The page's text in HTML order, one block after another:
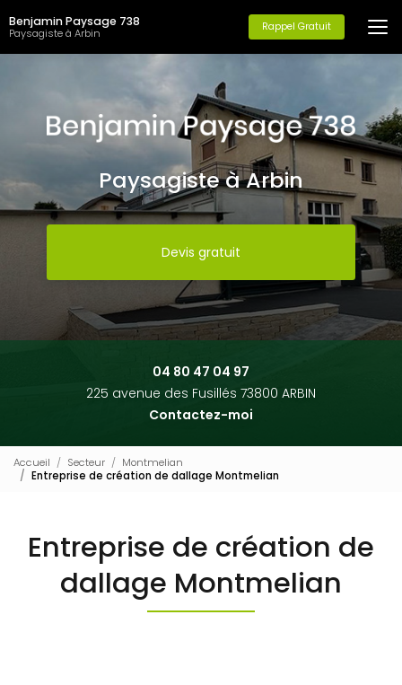
au
contenu
principal
Benjamin Paysage 738
Paysagiste à Arbin Rappel Gratuit
Paysagiste à Arbin
Devis gratuit
04 80 47 04 97
225 avenue des Fusillés 73800 ARBIN
Contactez-moi
Accueil Secteur
Montmelian
Entreprise de création de dallage Montmelian
Entreprise de création de
dallage Montmelian